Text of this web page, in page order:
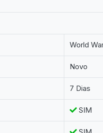
World
Novo
7 Dias
SIM